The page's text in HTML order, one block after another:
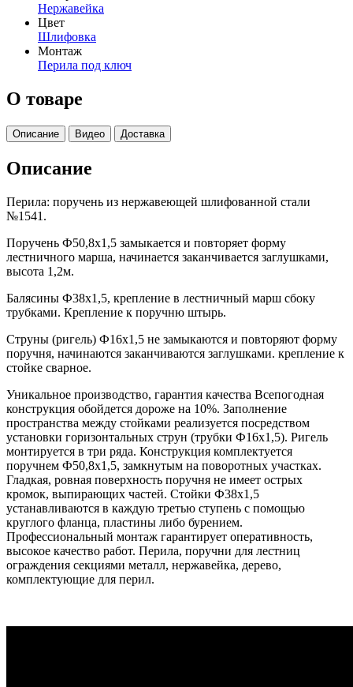
Нержавейка
Цвет
Шлифовка
Монтаж
Перила под ключ
О товаре
Описание Видео Доставка
Описание
Перила: поручень из нержавеющей шлифованной стали
№1541.
Поручень Ф50,8х1,5 замыкается и повторяет форму
лестничного марша, начинается заканчивается заглушками,
высота 1,2м.
Балясины Ф38х1,5, крепление в лестничный марш сбоку
трубками. Крепление к поручню штырь.
Струны (ригель) Ф16х1,5 не замыкаются и повторяют форму
поручня, начинаются заканчиваются заглушками. крепление к
стойке сварное.
Уникальное производство, гарантия качества Всепогодная
конструкция обойдется дороже на 10%. Заполнение
пространства между стойками реализуется посредством
установки горизонтальных струн (трубки Ф16х1,5). Ригель
монтируется в три ряда. Конструкция комплектуется
поручнем Ф50,8х1,5, замкнутым на поворотных участках.
Гладкая, ровная поверхность поручня не имеет острых
кромок, выпирающих частей. Стойки Ф38х1,5
устанавливаются в каждую третью ступень с помощью
круглого фланца, пластины либо бурением.
Профессиональный монтаж гарантирует оперативность,
высокое качество работ. Перила, поручни для лестниц
ограждения секциями металл, нержавейка, дерево,
комплектующие для перил.